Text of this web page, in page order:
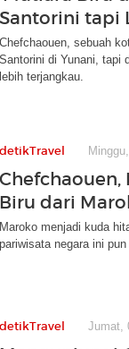
Santorini tapi
Chefchaouen, sebuah
Santorini di Yunani, tapi
lebih terjangkau.
detikTravel
Chefchaouen,
Biru dari
Maroko menjadi kuda
pariwisata negara ini
detikTravel Jumat,